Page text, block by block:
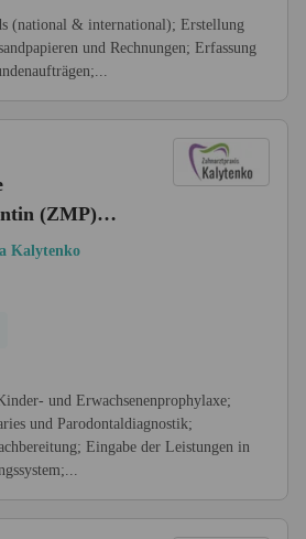
(national & international); Erstellung
und Rechnungen; Erfassung
(ZMP)
Kalytenko
und Erwachsenenprophylaxe;
und Parodontaldiagnostik;
Eingabe der Leistungen in